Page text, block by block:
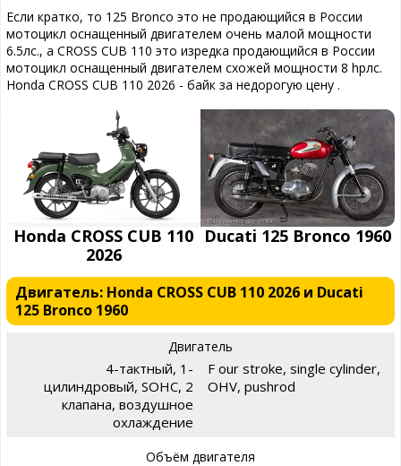
Если кратко, то 125 Bronco это не продающийся в России
мотоцикл оснащенный двигателем очень малой мощности
6.5лс., а CROSS CUB 110 это изредка продающийся в России
мотоцикл оснащенный двигателем схожей мощности 8 hpлс.
Honda CROSS CUB 110 2026 - байк за недорогую цену .
Honda CROSS CUB 110
2026
Ducati 125 Bronco 1960
Двигатель: Honda CROSS CUB 110 2026 и Ducati
125 Bronco 1960
Двигатель
4-тактный, 1-
цилиндровый, SOHC, 2
клапана, воздушное
охлаждение
F our stroke, single cylinder,
OHV, pushrod
Объём двигателя